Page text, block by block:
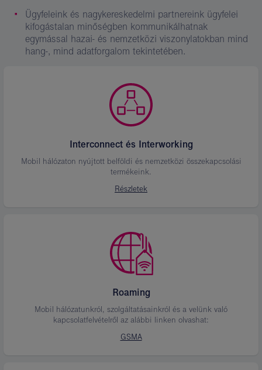
Ügyfeleink és nagykereskedelmi partnereink ügyfelei
kifogástalan minőségben kommunikálhatnak
egymással hazai- és nemzetközi viszonylatokban mind
hang-, mind adatforgalom tekintetében.
Interconnect és Interworking
Mobil hálózaton nyújtott belföldi és nemzetközi összekapcsolási
termékeink.
Részletek
Roaming
Mobil hálózatunkról, szolgáltatásainkról és a velünk való
kapcsolatfelvételről az alábbi linken olvashat:
GSMA